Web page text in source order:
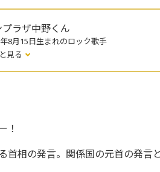
プラザ中野くん
8月15日生まれのロック歌手
見る
！
相の発言。関係国の元首の発言